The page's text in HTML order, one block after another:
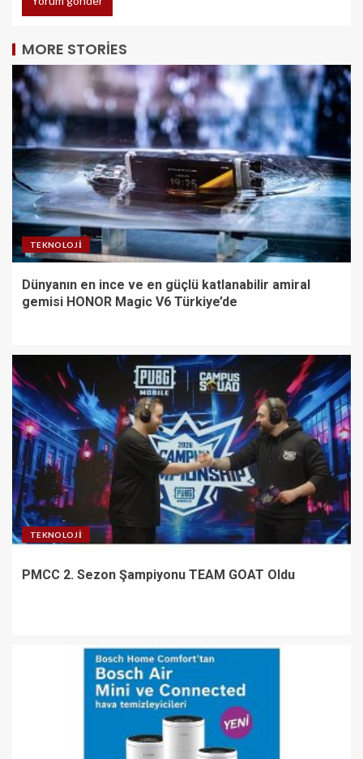
MORE STORIES
TEKNOLOJI
Dünyanın en ince ve en güçlü katlanabilir amiral
gemisi HONOR Magic V6 Türkiye’de
TEKNOLOJI
PMCC 2. Sezon Şampiyonu TEAM GOAT Oldu